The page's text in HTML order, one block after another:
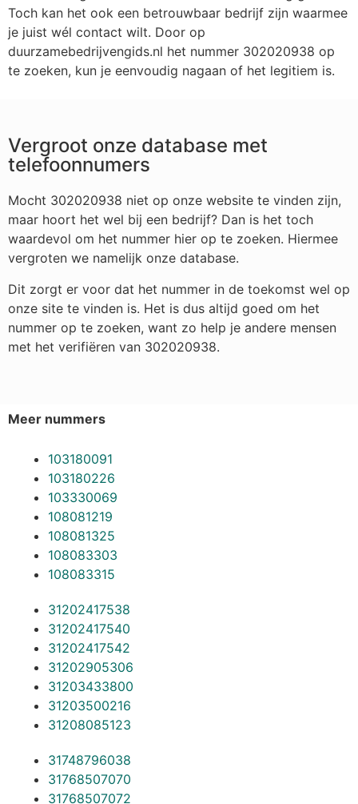
Toch kan het ook een betrouwbaar bedrijf zijn waarmee
je juist wél contact wilt. Door op
duurzamebedrijvengids.nl het nummer 302020938 op
te zoeken, kun je eenvoudig nagaan of het legitiem is.
Vergroot onze database met
telefoonnumers
Mocht 302020938 niet op onze website te vinden zijn,
maar hoort het wel bij een bedrijf? Dan is het toch
waardevol om het nummer hier op te zoeken. Hiermee
vergroten we namelijk onze database.
Dit zorgt er voor dat het nummer in de toekomst wel op
onze site te vinden is. Het is dus altijd goed om het
nummer op te zoeken, want zo help je andere mensen
met het verifiëren van 302020938.
Meer nummers
103180091
103180226
103330069
108081219
108081325
108083303
108083315
31202417538
31202417540
31202417542
31202905306
31203433800
31203500216
31208085123
31748796038
31768507070
31768507072